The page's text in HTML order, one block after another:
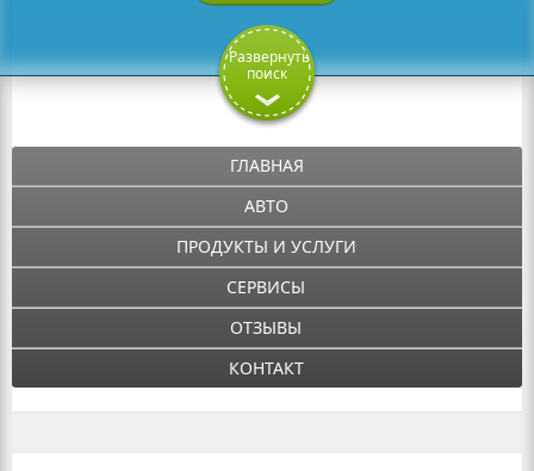
Развернуть
поиск
ГЛАВНАЯ
АВТО
ПРОДУКТЫ И УСЛУГИ
СЕРВИСЫ
ОТЗЫВЫ
КОНТАКТ